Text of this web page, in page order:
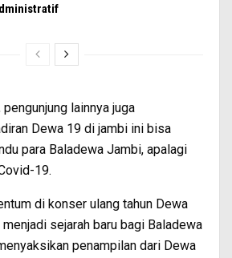
lainnya juga
Dewa 19 di jambi ini bisa
para Baladewa Jambi, apalagi
19.
di konser ulang tahun Dewa
sejarah baru bagi Baladewa
penampilan dari Dewa